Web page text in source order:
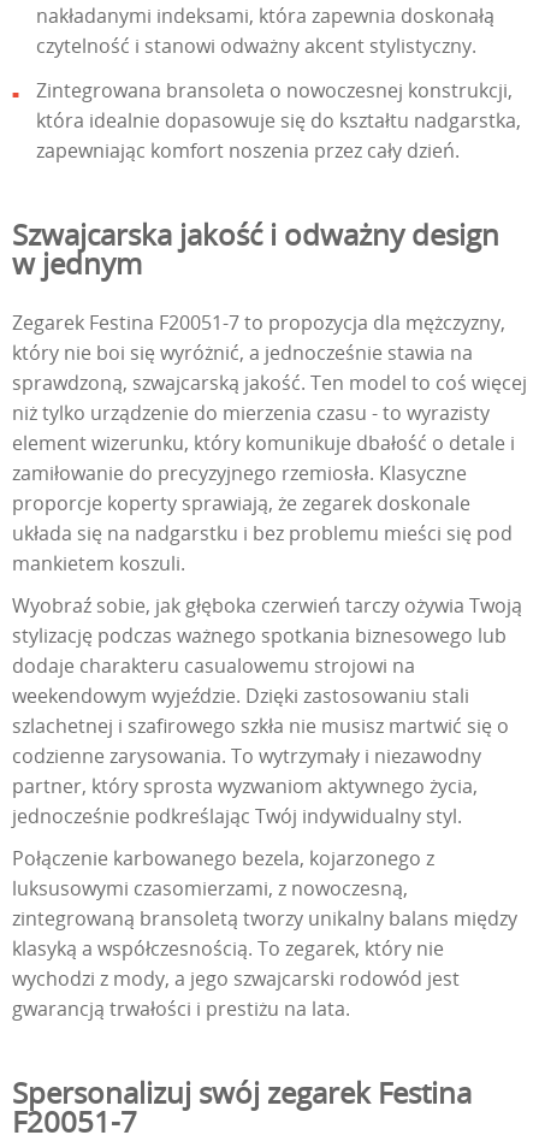
nakładanymi indeksami, która zapewnia doskonałą
czytelność i stanowi odważny akcent stylistyczny.
Zintegrowana bransoleta o nowoczesnej konstrukcji,
która idealnie dopasowuje się do kształtu nadgarstka,
zapewniając komfort noszenia przez cały dzień.
Szwajcarska jakość i odważny design
w jednym
Zegarek Festina F20051-7 to propozycja dla mężczyzny,
który nie boi się wyróżnić, a jednocześnie stawia na
sprawdzoną, szwajcarską jakość. Ten model to coś więcej
niż tylko urządzenie do mierzenia czasu - to wyrazisty
element wizerunku, który komunikuje dbałość o detale i
zamiłowanie do precyzyjnego rzemiosła. Klasyczne
proporcje koperty sprawiają, że zegarek doskonale
układa się na nadgarstku i bez problemu mieści się pod
mankietem koszuli.
Wyobraź sobie, jak głęboka czerwień tarczy ożywia Twoją
stylizację podczas ważnego spotkania biznesowego lub
dodaje charakteru casualowemu strojowi na
weekendowym wyjeździe. Dzięki zastosowaniu stali
szlachetnej i szafirowego szkła nie musisz martwić się o
codzienne zarysowania. To wytrzymały i niezawodny
partner, który sprosta wyzwaniom aktywnego życia,
jednocześnie podkreślając Twój indywidualny styl.
Połączenie karbowanego bezela, kojarzonego z
luksusowymi czasomierzami, z nowoczesną,
zintegrowaną bransoletą tworzy unikalny balans między
klasyką a współczesnością. To zegarek, który nie
wychodzi z mody, a jego szwajcarski rodowód jest
gwarancją trwałości i prestiżu na lata.
Spersonalizuj swój zegarek Festina
F20051-7